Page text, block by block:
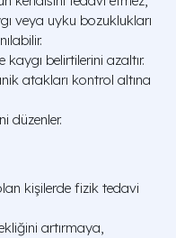
veya uyku bozuklukları
kaygı belirtilerini azaltır.
atakları kontrol altına
düzenler.
kişilerde fizik tedavi
artırmaya,